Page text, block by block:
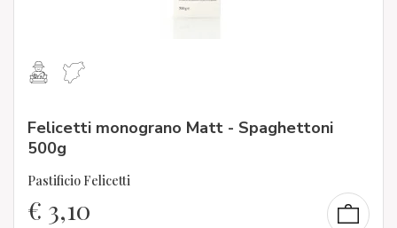
Felicetti monograno Matt - Spaghettoni
500g
Pastificio Felicetti
€ 3,10